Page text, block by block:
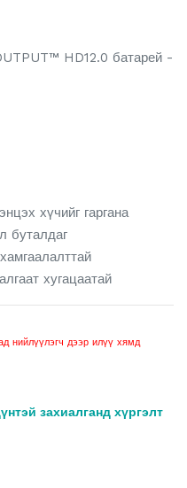
HD12.0 батарей -
хүчийг гаргана
буталдаг
хугацаатай
нийлүүлэгч дээр илүү хямд
захиалганд хүргэлт